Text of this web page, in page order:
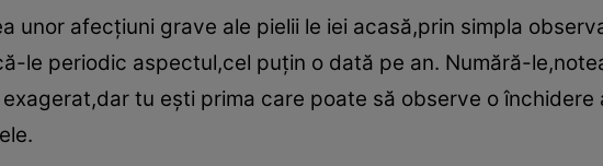
unor afecţiuni grave ale pielii le iei acasă,prin simpla
le periodic aspectul,cel puţin o dată pe an. Numără-
tu eşti prima care poate să observe o închidere